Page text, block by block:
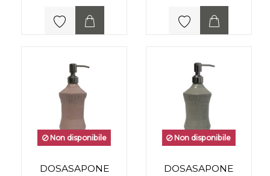
Non disponibile
DOSASAPONE
Non disponibile
DOSASAPONE